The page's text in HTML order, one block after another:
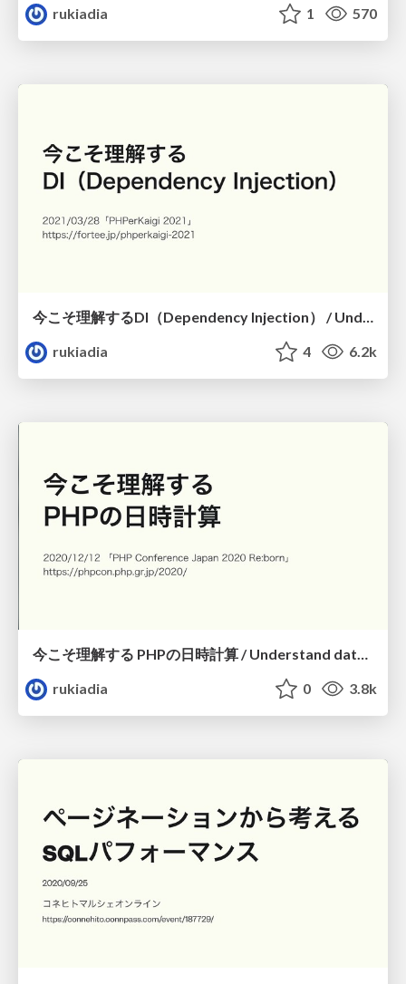
rukiadia 1 570
今こそ理解するDI（Dependency Injection） / Understand Dependency Injection of PHP
rukiadia
4 6.2k
今こそ理解する PHPの日時計算 / Understand date manipulation of PHP
rukiadia
0 3.8k